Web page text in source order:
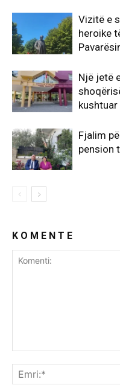
Vizitë e
heroike
Një jetë
kushtuar
Fjalim
pension
K O M E N T E